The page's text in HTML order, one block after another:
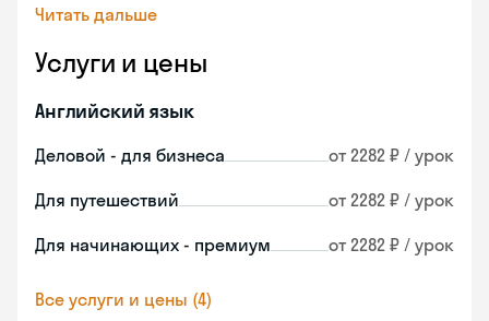
Читать дальше
Услуги и цены
Английский язык
Деловой - для бизнеса от 2282 ₽ / урок
Для путешествий от 2282 ₽ / урок
Для начинающих - премиум от 2282 ₽ / урок
Все услуги и цены (4)